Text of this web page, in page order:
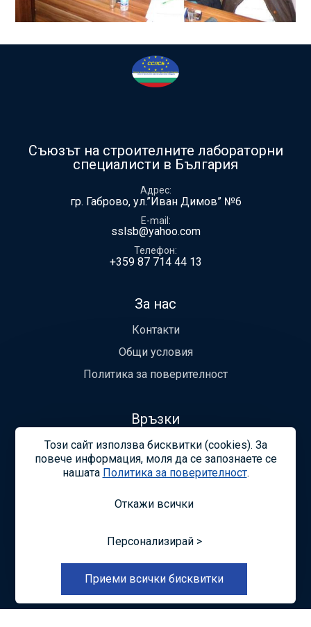
За нас
Контакти
Общи условия
Политика за поверителност
Връзки
Устав
Легитимност
Съюзът на строителните лабораторни
специалисти в България
Адрес
гр. Габрово, ул.”Иван Димов” №6
E-mail
sslsb@yahoo.com
Телефон
+359 87 714 44 13
© —2026 Съюзът на строителните лабораторни
специалисти в България
на бисквитките
Карта на сайта
Изработка на сайт върху
Този сайт използва бисквитки (cookies). За
повече информация, моля да се запознаете се
нашaтa Политика за поверителност.
Откажи всички
Персонализирай >
Приеми всички бисквитки